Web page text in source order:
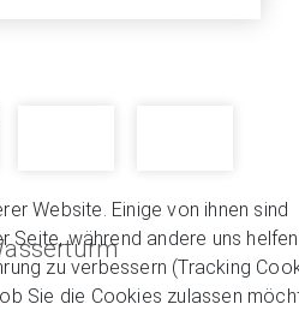
Website. Einige von ihnen sind
Seite, während andere uns
zu verbessern (Tracking
Sie die Cookies zulassen